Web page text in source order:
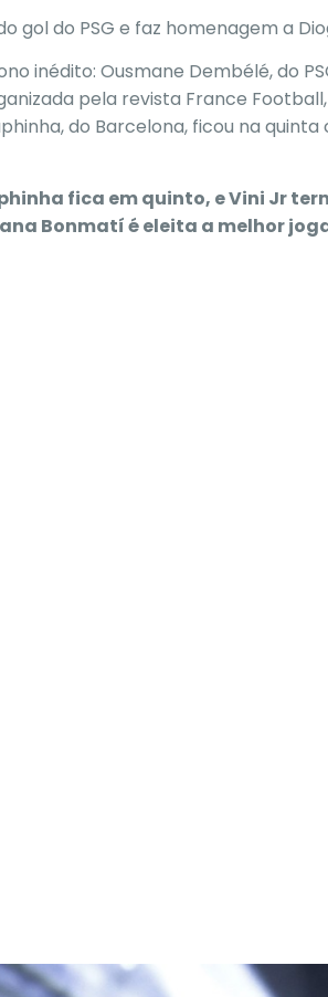
gol do PSG e faz homenagem a
inédito: Ousmane Dembélé, do
pela revista France Football,
do Barcelona, ficou na
fica em quinto, e Vini Jr
Bonmatí é eleita a melhor